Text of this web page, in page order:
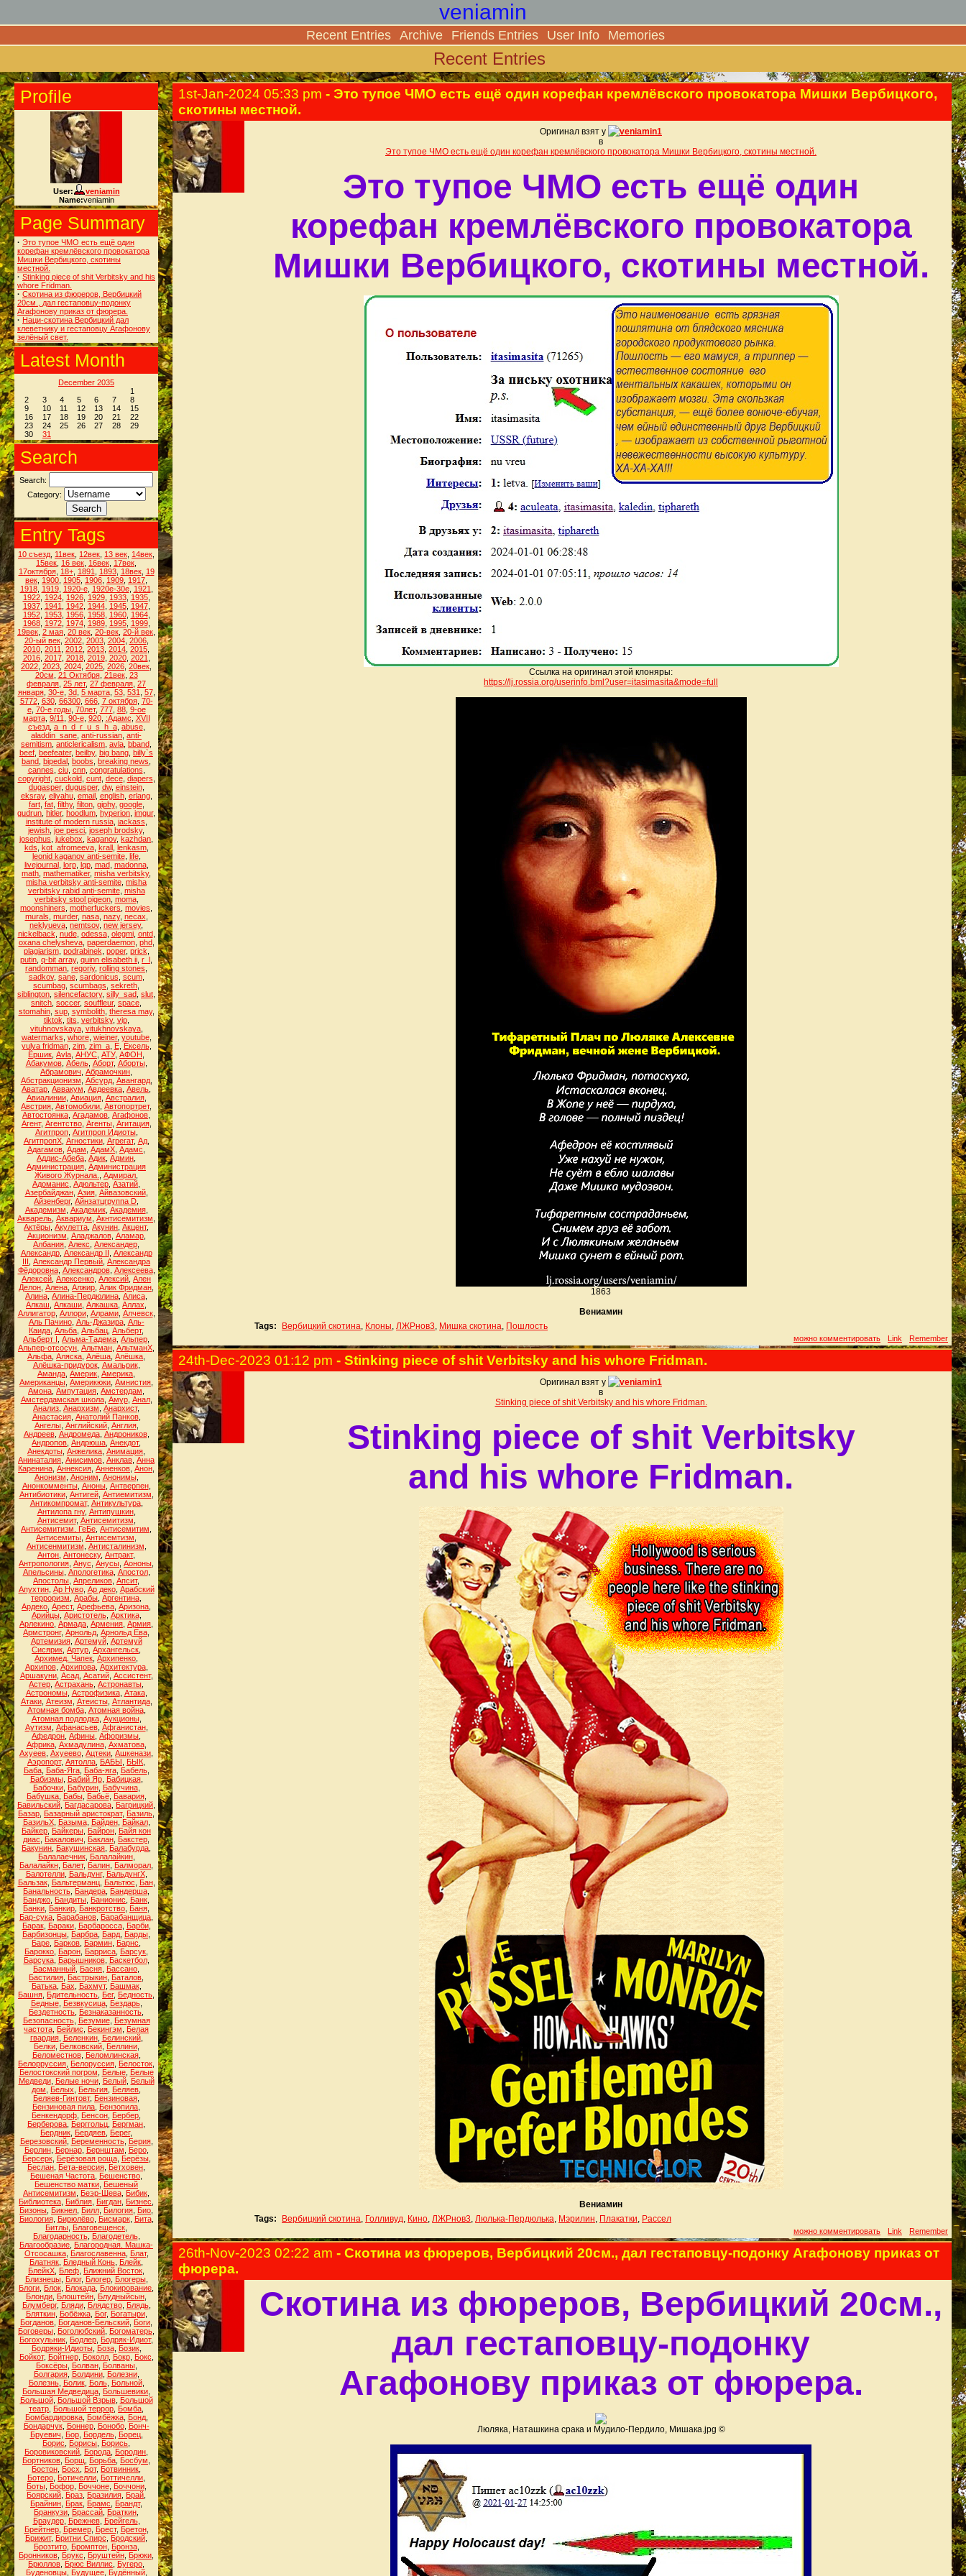
veniamin
Recent Entries Archive Friends Entries User Info Memories
Recent Entries
Profile
User:
veniamin
Name:veniamin
Page Summary
· Это тупое ЧМО есть ещё один
корефан кремлёвского провокатора
Мишки Вербицкого, скотины
местной.
· Stinking piece of shit Verbitsky and his
whore Fridman.
· Скотина из фюреров, Вербицкий
20см., дал гестаповцу-подонку
Агафонову приказ от фюрера.
· Наци-скотина Вербицкий дал
клеветнику и гестаповцу Агафонову
зелёный свет.
Latest Month
December 2035
1
2
3 4 5 6 7
8
9
10 11 12 13 14
15
16
17 18 19 20 21
22
23
24 25 26 27 28
29
30
31
Search
Search:
Category:
Entry Tags
10 съезд 11век 12век 13 век 14век
15век 16 век 16век 17век
17октября, 18+, 1891 1893, 18век, 19
век 1900 1905 1906 1909 1917
1918, 1919, 1920-е, 1920е-30е, 1921
1922, 1924, 1926, 1929, 1933, 1935,
1937, 1941 1942, 1944, 1945, 1947,
1952, 1953, 1956, 1958, 1960, 1964,
1968, 1972, 1974, 1989, 1995, 1999,
19век 2 мая 20 век 20-век 20-й век
20-ый век, 2002, 2003, 2004, 2006,
2010 2011 2012 2013 2014 2015
2016, 2017, 2018, 2019, 2020, 2021
2022 2023 2024 2025 2026 20век
20см 21 Октября, 21век, 23
февраля 25 лет, 27 февраля 27
января, 30-е, 3d, 5 марта, 53, 531 57,
5772, 630, 66300, 666, 7 октября, 70-
е, 70-е годы, 70лет, 777, 88, 9-ое
марта, 9/11 90-е, 920, :Адамс XVII
съезд, a_n_d_r_u_s_h_a, abuse,
aladdin_sane anti-russian anti-
semitism anticlericalism avla bband
beef beefeater, beilby, big bang billy`s
band bipedal boobs breaking news
cannes ciu, cnn, congratulations
copyright, cuckold, cunt, dece, diapers
dugasper, dugusper, dw, einstein,
eksray, eliyahu, email, english, erlang,
fart, fat, filthy, filton, giphy, google,
gudrun hitler, hoodlum hyperion imgur,
institute of modern russia, jackass
jewish joe pesci joseph brodsky,
josephus jukebox kaganov, kazhdan
kds kot_afromeeva, krall, lenkasm,
leonid kaganov anti-semite, life,
livejournal, lorp, lqp, mad, madonna,
math mathematiker, misha verbitsky,
misha verbitsky anti-semite misha
verbitsky rabid anti-semite, misha
verbitsky stool pigeon, moma,
moonshiners motherfuckers movies
murals murder, nasa, nazy, necax
neklyueva nemtsov, new jersey,
nickelback nude, odessa, olegmi, ontd,
oxana chelysheva, paperdaemon, phd,
plagiarism, podrabinek poper, prick
putin q-bit array, quinn elisabeth ii r_l
randomman regoriy, rolling stones
sadkov, sane, sardonicus scum,
scumbag scumbags sekreth
siblington silencefactory, silly_sad slut
snitch soccer, souffleur, space
stomahin, sup, symbolith, theresa may,
tiktok tits verbitsky, vip,
vituhnovskaya, vitukhnovskaya,
watermarks whore, wieiner, youtube,
yulya fridman, zim, zim_a, Ё, Ёксель,
Ёршик Аvla АНУС АТУ, АФОН
Абакумов, Абель, Аборт, Аборты,
Абрамович Абрамочкин
Абстракционизм Абсурд, Авангард,
Аватар Аввакум Авдеевка Авель
Авиалинии, Авиация, Австралия,
Австрия Автомобили Автопортрет,
Автостоянка Агадамов Агафонов
Агент, Агентство, Агенты, Агитация,
Агитпроп, Агитпроп Идиоты,
АгитпропХ, Агностики, Агрегат, Ад,
Адагамов Адам АдамХ Адамс
Аддис-Абеба Адик Админ
Администрация Администрация
Живого Журнала.
Адмирал
Адоманис Адюльтер Азатий
Азербайджан, Азия, Айвазовский,
Айзенберг, Айнзатцгруппа D
Академизм Академик, Академия,
Акварель Аквариум Акнтисемитизм
Актёры Акулетта Акунин Акцент,
Акционизм Аладжалов, Аламар,
Албания Алекс Александер
Александр, Александр II Александр
III Александр Первый Александра
Фёдоровна, Александров, Алексеева,
Алексей Алексенко Алексий Ален
Делон Алена Алжир Алик Фридман
Алина Алина-Пердюлина Алиса
Алкаш Алкаши Алкашка Аллах
Аллигатор, Аллори, Алрами, Алчевск,
Аль Пачино, Аль-Джазира, Аль-
Каида Альба Альбац Альберт,
Альберт I Альма-Тадема Альпер
Альпер-отсосун Альтман АльтманХ
Альфа Аляска Алёша Алёшка
Алёшка-придурок, Амальрик,
Аманда Америк Америка
Американцы Америкюки Амнистия
Амона Ампутация Амстердам
Амстердамская школа, Амур, Анал,
Анализ Анархизм Анархист,
Анастасия, Анатолий Панков,
Ангелы, Английский, Англия,
Андреев, Андромеда, Андроников,
Андропов Андрюша Анекдот,
Анекдоты Анжелика Анимация
Анинаталия Анисимов Анклав Анна
Каренина Аннексия Анненков Анон
Анонизм Аноним Анонимы,
Анонкомменты, Аноны, Антверпен,
Антибиотики, Антигей, Антиемитизм
Антикомпромат, Антикультура,
Антилопа гну, Антипушкин,
Антисемит, Антисемитизм
Антисемитизм. ГеБе Антисемитим
Антисемиты Антисемтизм
Антисенмитизм Антисталинизм
Антон Антонеску, Антракт,
Антропология Анус Анусы Аононы
Апельсины, Апологетика, Апостол,
Апостолы Апреликов Апсит,
Апухтин, Ар Нуво, Ар деко, Арабский
терроризм Арабы Аргентина
Ардеко Арест, Арефьева Аризона
Арийцы, Аристотель, Арктика,
Арлекино Армада Армения Армия
Армстронг, Арнольд Арнольд Ева
Артемизия, Артемуй, Артемуй
Сисярик Артур Архангельск
Архимед. Чапек Архипенко
Архипов, Архипова, Архитектура,
Аршакуни, Асад, Асатий, Ассистент,
Астер Астрахань Астронавты
Астрономы, Астрофизика, Атака,
Атаки, Атеизм Атеисты, Атлантида,
Атомная бомба, Атомная война,
Атомная подлодка, Аукционы,
Аутизм Афанасьев, Афганистан,
Афедрон Афины Афоризмы
Африка, Ахмадулина, Ахматова,
Ахуеев Ахуеево Ацтеки Ашкенази
Аэропорт, Аятолла БАБЫ БЫК
Баба, Баба-Яга, Баба-яга, Бабель,
Бабизмы, Бабий Яр, Бабицкая,
Бабочки, Бабурин, Бабучина,
Бабушка, Бабы, Бабьё, Бавария,
Бавильский Багдасарова Багрицкий
Базар Базарный аристократ, Базиль
БазильХ, Базыма, Байден, Байкал,
Байкер Байкеры Байрон Байя кон
диас
Бакалович Баклан Бакстер
Бакунин Бакушинская Балабурда
Балалаечник, Балалайкин,
Балалайкн Балет, Балин Балморал
Балотелли, Бальдунг, БальдунгХ,
Бальзак, Бальтерманц, Бальтюс Бан,
Банальность Бандера Бандерша
Банджо Бандиты Банионис Банк
Банки Банкир Банкротство Баня
Бар-сука Барабанов Барабанщица
Барак, Бараки, Барбаросса, Барби,
Барбизонцы Барбра Бард Барды
Баре Барков Бармин Барнс
Барокко Барон Барриса Барсук
Барсука, Барышников, Баскетбол,
Басманный Басня Бассано
Бастилия Бастрыкин Баталов
Батька, Бах Бахмут, Башмак,
Башня Бдительность Бег, Бедность
Бедные, Безвкусица, Бездарь,
Бездетность Безнаказанность
Безопасность, Безумие, Безумная
частота Бейлис Бекингэм
Белая
гвардия, Беленкин, Белинский,
Белки, Белковский, Беллини,
Беломестнов, Беломлинская,
Белорруссия Белоруссия Белосток
Белостокский погром
Белые, Белые
Медведи, Белые ночи, Белый, Белый
дом
Белых Бельгия Беляев
Беляев-Гинтовт, Бензиновая
Бензиновая пила Бензопила
Бенкендорф Бенсон Бербер
Берберова Берггольц Бергман
Бердник Бердяев Берег,
Березовский, Беременность, Берия,
Берлин, Бернар, Бернштам Беро,
Берсерк, Берёзовая роща, Берёзы,
Беслан Бета-версия Бетховен
Бешеная Частота Бешенство
Бешенство матки Бешеный
Антисемитизм
Беэр-Шева Бибик
Библиотека Библия Бигдан Бизнес
Бизоны Бикнел Билл Билогия Био
Биология, Бирюлёво, Бисмарк, Бита,
Битлы Благовещенск
Благодарность, Благодетель,
Благообразие Благородная. Машка-
Отсосашка, Благославенна, Блат,
Блатняк Бледный Конь Блейк
БлейкХ Блеф Ближний Восток
Близнецы, Блог, Блогер, Блогеры,
Блоги Блок Блокада Блокирование
Блонди Блоштейн Блудныйсын
Блумберг, Бляди, Блядство, Блядь,
Бляткин, Бобёжка, Бог, Богатыри,
Богданов Богданов-Бельский Боги
Боговеры Боголюбский Богоматерь
Богохульник Бодлер Бодряк-Идиот,
Бодряки-Идиоты, Боза, Бозик,
Бойкот, Бойтнер, Боколл, Бокр, Бокс
Боксёры, Болван, Болваны,
Болгария, Болдини, Болезни,
Болезнь, Болик, Боль, Больной,
Большая Медведица Большевики
Большой, Большой Взрыв, Большой
театр Большой террор Бомба
Бомбардировка, Бомбёжка, Бонд,
Бондарчук, Боннер, Бонобо, Бонч-
Бруевич
Бор, Бордель, Борец,
Борис
Борисы Борись
Боровиковский Борода Бородин
Бортников Борщ Борьба Босбум
Бостон Босх Бот, Ботвинник
Ботеро Ботичелли Боттичелли
Боты, Бофор, Боччоне, Боччони,
Боярский Браз Бразилия Брай
Брайнин Брак Брамс Брандт,
Бранкузи Брассай Браткин
Браудер, Брежнев, Брейгель,
Брейтнер, Бремер, Брест, Бретон,
Брижит, Бритни Спирс Бродский
Брозтито, Бромптон, Бронза,
Бронников Брукс Бруштейн Брюки
Брюллов Брюс Виллис Бугеро
Буденовцы, Будущее, Будённый,
1st-Jan-2024 05:33 pm - Это тупое ЧМО есть ещё один корефан кремлёвского провокатора Мишки Вербицкого,
скотины местной.
Оригинал взят у
veniamin1
в
Это тупое ЧМО есть ещё один корефан кремлёвского провокатора Мишки Вербицкого, скотины местной.
Это тупое ЧМО есть ещё один
корефан кремлёвского провокатора
Мишки Вербицкого, скотины местной.
Ссылка на оригинал этой клоняры:
https://lj.rossia.org/userinfo.bml?user=itasimasita&mode=full
1863
Вениамин
Tags:
Вербицкий скотина, Клоны, ЛЖРнов3, Мишка скотина, Пошлость
можно комментировать Link Remember
24th-Dec-2023 01:12 pm - Stinking piece of shit Verbitsky and his whore Fridman.
Оригинал взят у
veniamin1
в
Stinking piece of shit Verbitsky and his whore Fridman.
Stinking piece of shit Verbitsky
and his whore Fridman.
Вениамин
Tags:
Вербицкий скотина, Голливуд, Кино, ЛЖРнов3, Люлька-Пердюлька, Мэрилин, Плакатки, Рассел
можно комментировать Link Remember
26th-Nov-2023 02:22 am - Скотина из фюреров, Вербицкий 20см., дал гестаповцу-подонку Агафонову приказ от
фюрера.
Скотина из фюреров, Вербицкий 20см.,
дал гестаповцу-подонку
Агафонову приказ от фюрера.
Люляка, Наташкина срака и Мудило-Пердило, Мишака.jpg ©